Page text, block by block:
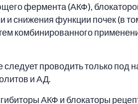
фермента (АКФ),
и снижения функции почек (в
комбинированного
проводить только под
и АД.
АКФ и блокаторы